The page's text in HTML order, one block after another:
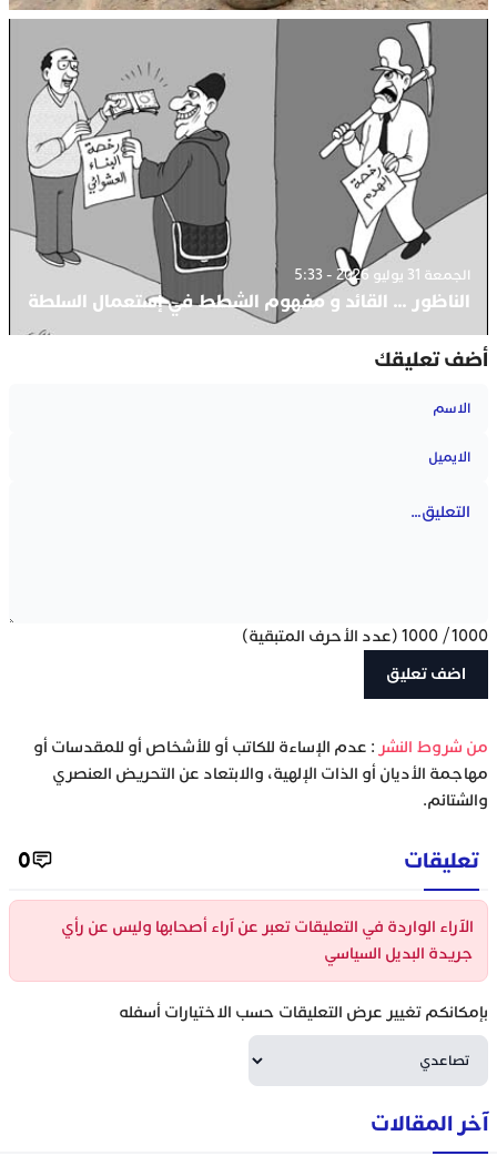
الجمعة 31 يوليو 2026 - 5:33
الناظور … القائد و مفهوم الشطط في إستعمال السلطة
أضف تعليقك
1000
/
1000 (عدد الأحرف المتبقية)
‫من شروط النشر : عدم الإساءة للكاتب أو للأشخاص أو للمقدسات أو
مهاجمة الأديان أو الذات الإلهية، والابتعاد عن التحريض العنصري
والشتائم.
تعليقات 0
الآراء الواردة في التعليقات تعبر عن آراء أصحابها وليس عن رأي
جريدة البديل السياسي
بإمكانكم تغيير عرض التعليقات حسب الاختيارات أسفله
آخر المقالات